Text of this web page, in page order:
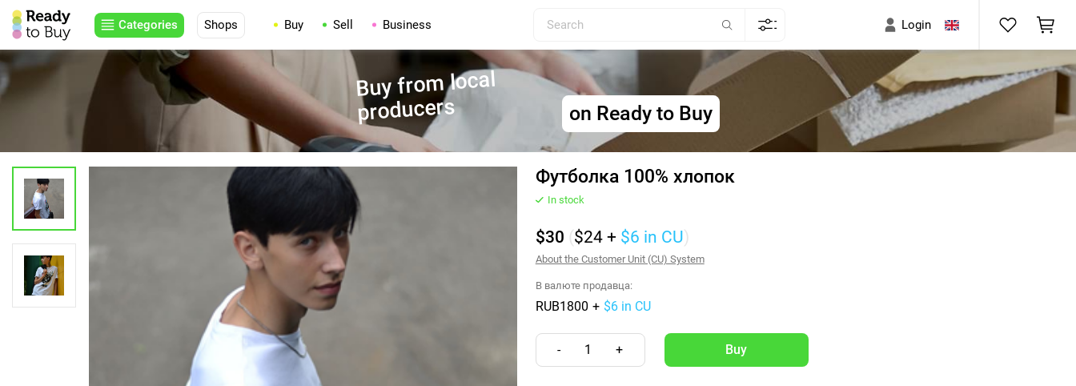
Categories Shops Buy Sell Business Login
Buy from local
producers on Ready to Buy
Футболка 100% хлопок
In stock
$30 ($24 + $6 in CU)
About the Customer Unit (CU) System
В валюте продавца:
RUB1800 + $6 in CU
- 1 +